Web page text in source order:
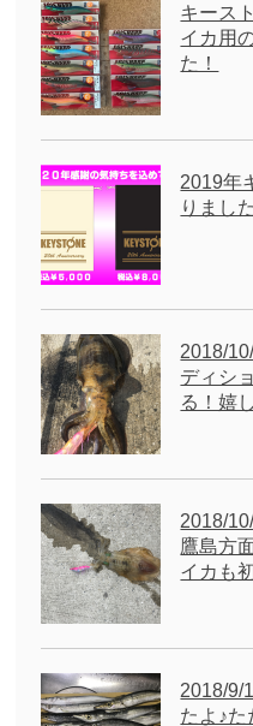
キース
イカ用
た！
2019年
りまし
2018/
ディシ
る！嬉
2018/
鷹島方
イカも
2018/9/
たよ♪